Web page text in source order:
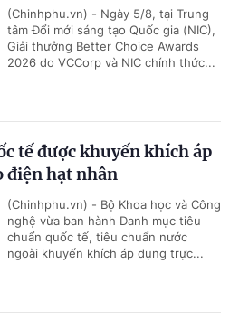
(Chinhphu.vn) - Ngày 5/8, tại Trung
tâm Đổi mới sáng tạo Quốc gia (NIC),
Giải thưởng Better Choice Awards
2026 do VCCorp và NIC chính thức...
tế được khuyến khích áp
điện hạt nhân
(Chinhphu.vn) - Bộ Khoa học và Công
nghệ vừa ban hành Danh mục tiêu
chuẩn quốc tế, tiêu chuẩn nước
ngoài khuyến khích áp dụng trực...